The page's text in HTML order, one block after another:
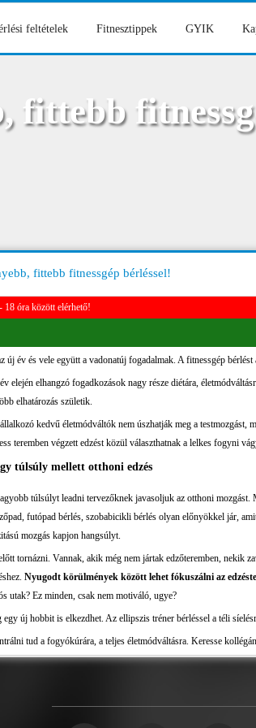
feltételek Fitnesztippek GYIK
fittebb
fittebb fitnessgép bérléssel!
18 óra között elérhető!
új év és vele együtt a vadonatúj fogadalmak. A fitnessgép
elején elhangzó fogadkozások nagy része diétára,
elhatározás születik.
kedvű életmódváltók nem úszhatják meg a testmozgást,
teremben végzett edzést közül választhatnak a lelkes fogyni
túlsúly mellett otthoni edzés
túlsúlyt leadni tervezőknek javasoljuk az otthoni
futópad bérlés, szobabicikli bérlés olyan előnyökkel jár,
mozgás kapjon hangsúlyt.
tornázni. Vannak, akik még nem jártak edzőteremben, nekik
Nyugodt körülmények között lehet fókuszálni az
utak? Ez minden, csak nem motiváló, ugye?
új hobbit is elkezdhet. Az ellipszis tréner bérléssel a téli
tud a fogyókúrára, a teljes életmódváltásra. Keresse